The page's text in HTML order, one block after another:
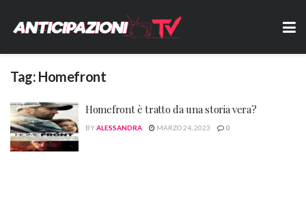
Tag: Homefront
Homefront è tratto da una storia vera?
BYALESSANDRA MARZO 24, 2023 0